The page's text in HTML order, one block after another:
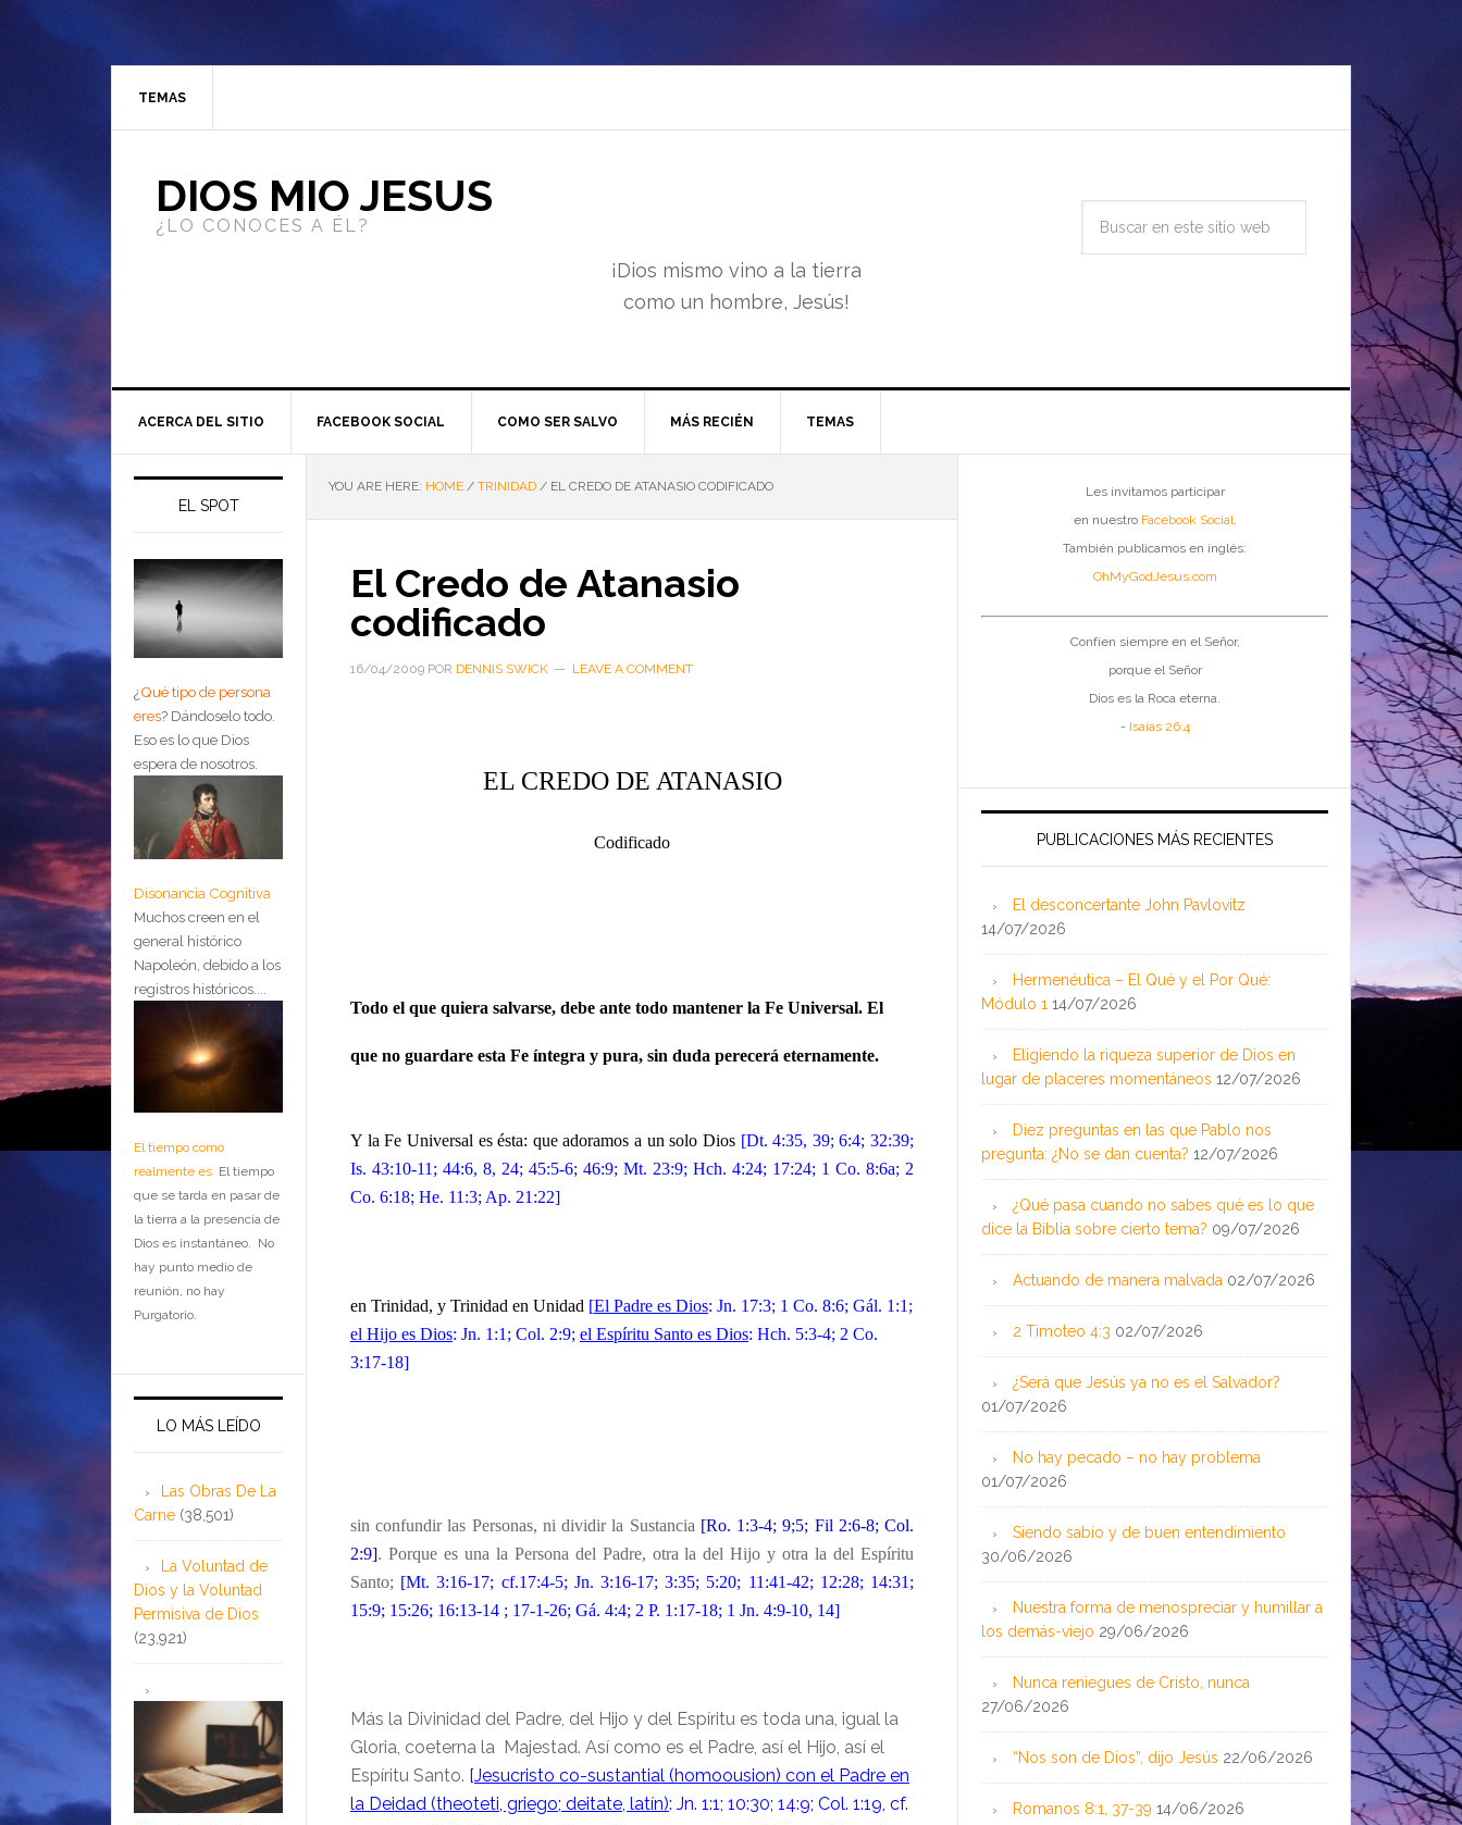
TEMAS
DIOS MIO JESUS
¿LO CONOCES A ÉL?
¡Dios mismo vino a la tierra
como un hombre, Jesús!
ACERCA DEL SITIO FACEBOOK SOCIAL COMO SER SALVO MÁS RECIÉN TEMAS
YOU ARE HERE: HOME / TRINIDAD / EL CREDO DE ATANASIO CODIFICADO
El Credo de Atanasio
codificado
16/04/2009 POR DENNIS SWICK LEAVE A COMMENT
EL CREDO DE ATANASIO
Codificado
Todo el que quiera salvarse, debe ante todo mantener la Fe Universal. El
que no guardare esta Fe íntegra y pura, sin duda perecerá eternamente.
Y la Fe Universal es ésta: que adoramos a un solo Dios [Dt. 4:35, 39; 6:4; 32:39;
Is. 43:10-11; 44:6, 8, 24; 45:5-6; 46:9; Mt. 23:9; Hch. 4:24; 17:24; 1 Co. 8:6a; 2
Co. 6:18; He. 11:3; Ap. 21:22]
en Trinidad, y Trinidad en Unidad [El Padre es Dios: Jn. 17:3; 1 Co. 8:6; Gál. 1:1;
el Hijo es Dios: Jn. 1:1; Col. 2:9; el Espíritu Santo es Dios: Hch. 5:3-4; 2 Co.
3:17-18]
sin confundir las Personas, ni dividir la Sustancia [Ro. 1:3-4; 9;5; Fil 2:6-8; Col.
2:9]. Porque es una la Persona del Padre, otra la del Hijo y otra la del Espíritu
Santo; [Mt. 3:16-17; cf.17:4-5; Jn. 3:16-17; 3:35; 5:20; 11:41-42; 12:28; 14:31;
15:9; 15:26; 16:13-14 ; 17-1-26; Gá. 4:4; 2 P. 1:17-18; 1 Jn. 4:9-10, 14]
Más la Divinidad del Padre, del Hijo y del Espíritu es toda una, igual la
Gloria, coeterna la Majestad. Así como es el Padre, así el Hijo, así el
Espíritu Santo. [Jesucristo co-sustantial (homoousion) con el Padre en
la Deidad (theoteti, griego; deitate, latín): Jn. 1:1; 10:30; 14:9; Col. 1:19, cf.
Les invitamos participar
en nuestro Facebook Social.
También publicamos en inglés:
OhMyGodJesus.com
Confíen siempre en el Señor,
porque el Señor
Dios es la Roca eterna.
- Isaías 26:4
PUBLICACIONES MÁS RECIENTES
El desconcertante John Pavlovitz
14/07/2026
Hermenéutica – El Qué y el Por Qué:
Módulo 1 14/07/2026
Eligiendo la riqueza superior de Dios en
lugar de placeres momentáneos 12/07/2026
Diez preguntas en las que Pablo nos
pregunta: ¿No se dan cuenta? 12/07/2026
¿Qué pasa cuando no sabes qué es lo que
dice la Biblia sobre cierto tema? 09/07/2026
Actuando de manera malvada 02/07/2026
2 Timoteo 4:3 02/07/2026
¿Será que Jesús ya no es el Salvador?
01/07/2026
No hay pecado – no hay problema
01/07/2026
Siendo sabio y de buen entendimiento
30/06/2026
Nuestra forma de menospreciar y humillar a
los demás-viejo 29/06/2026
Nunca reniegues de Cristo, nunca
27/06/2026
“Nos son de Dios”, dijo Jesús 22/06/2026
Romanos 8:1, 37-39 14/06/2026
EL SPOT
¿Qué tipo de persona
eres? Dándoselo todo.
Eso es lo que Dios
espera de nosotros.
Disonancia Cognitiva
Muchos creen en el
general histórico
Napoleón, debido a los
registros históricos....
El tiempo como
realmente es El tiempo
que se tarda en pasar de
la tierra a la presencia de
Dios es instantáneo. No
hay punto medio de
reunión, no hay
Purgatorio.
LO MÁS LEÍDO
Las Obras De La
Carne (38,501)
La Voluntad de
Dios y la Voluntad
Permisiva de Dios
(23,921)